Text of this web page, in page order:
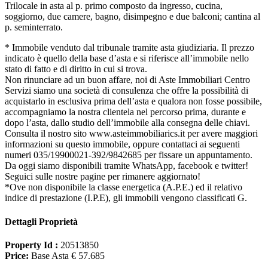
Trilocale in asta al p. primo composto da ingresso, cucina,
soggiorno, due camere, bagno, disimpegno e due balconi; cantina al
p. seminterrato.
* Immobile venduto dal tribunale tramite asta giudiziaria. Il prezzo
indicato è quello della base d’asta e si riferisce all’immobile nello
stato di fatto e di diritto in cui si trova.
Non rinunciare ad un buon affare, noi di Aste Immobiliari Centro
Servizi siamo una società di consulenza che offre la possibilità di
acquistarlo in esclusiva prima dell’asta e qualora non fosse possibile,
accompagniamo la nostra clientela nel percorso prima, durante e
dopo l’asta, dallo studio dell’immobile alla consegna delle chiavi.
Consulta il nostro sito www.asteimmobiliarics.it per avere maggiori
informazioni su questo immobile, oppure contattaci ai seguenti
numeri 035/19900021-392/9842685 per fissare un appuntamento.
Da oggi siamo disponibili tramite WhatsApp, facebook e twitter!
Seguici sulle nostre pagine per rimanere aggiornato!
*Ove non disponibile la classe energetica (A.P.E.) ed il relativo
indice di prestazione (I.P.E), gli immobili vengono classificati G.
Dettagli Proprietà
Property Id : 20513850
Price: Base Asta € 57.685